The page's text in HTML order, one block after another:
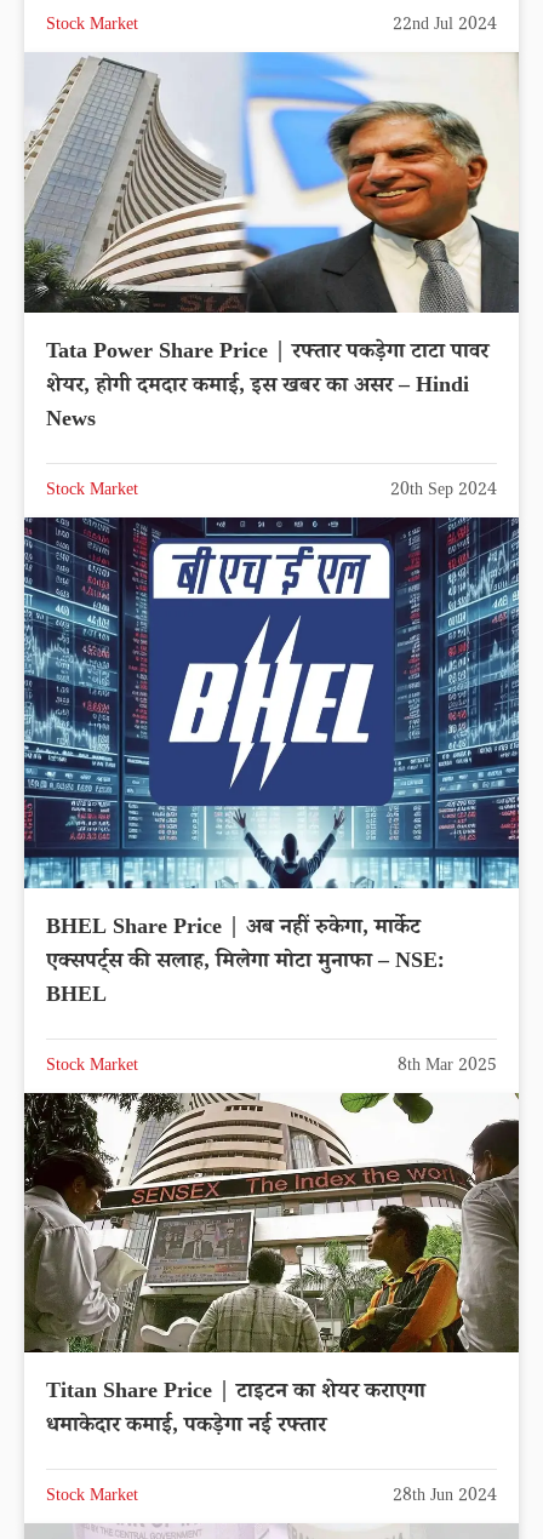
Stock Market 22nd Jul 2024
Tata Power Share Price | रफ्तार पकड़ेगा टाटा पावर
शेयर, होगी दमदार कमाई, इस खबर का असर – Hindi
News
Stock Market 20th Sep 2024
BHEL Share Price | अब नहीं रुकेगा, मार्केट
एक्सपर्ट्स की सलाह, मिलेगा मोटा मुनाफा – NSE:
BHEL
Stock Market 8th Mar 2025
Titan Share Price | टाइटन का शेयर कराएगा
धमाकेदार कमाई, पकड़ेगा नई रफ्तार
Stock Market 28th Jun 2024